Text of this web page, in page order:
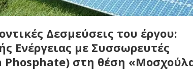
Δεσμεύσεις του έργου:
Ενέργειας με Συσσωρευτές
Phosphate) στη θέση